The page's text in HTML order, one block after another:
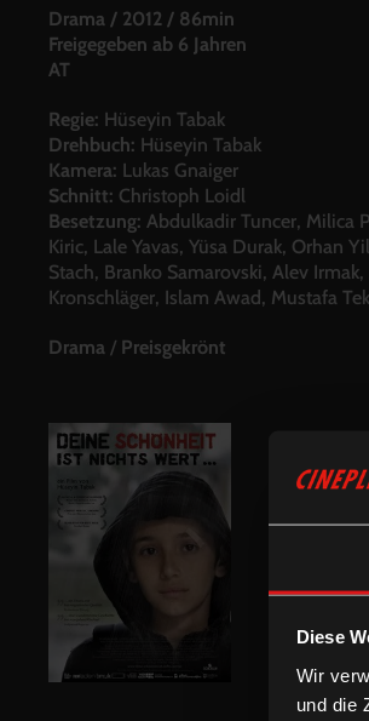
Diese
Wir
und die
Drama / 2012 / 86min
Freigegeben ab 6 Jahren
AT
Regie: Hüseyin Tabak
Drehbuch: Hüseyin Tabak
Kamera: Lukas Gnaiger
Schnitt: Christoph Loidl
Besetzung: Abdulkadir Tuncer, Milica
Kiric, Lale Yavas, Yüsa Durak, Orhan
Stach, Branko Samarovski, Alev
Kronschläger, Islam Awad, Mustafa
Drama / Preisgekrönt